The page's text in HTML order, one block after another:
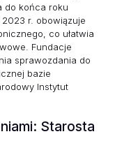
do końca roku
r. obowiązuje
co ułatwia
Fundacje
sprawozdania do
bazie
Instytut
Starosta